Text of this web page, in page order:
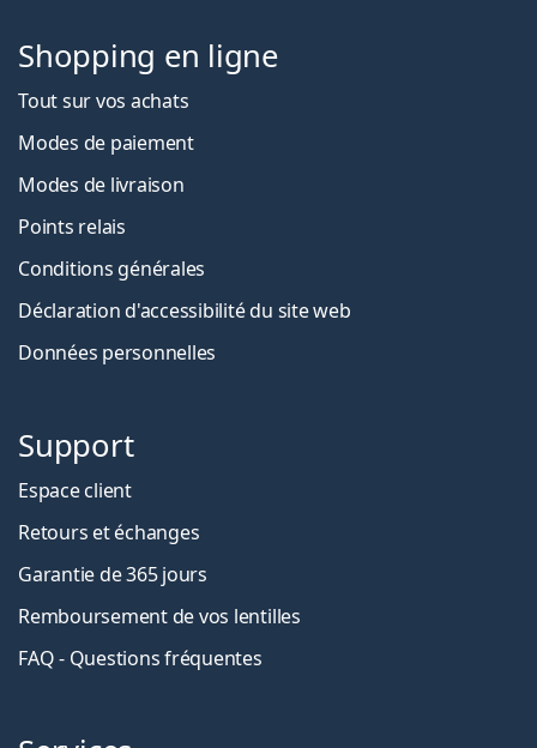
Shopping en ligne
Tout sur vos achats
Modes de paiement
Modes de livraison
Points relais
Conditions générales
Déclaration d'accessibilité du site web
Données personnelles
Support
Espace client
Retours et échanges
Garantie de 365 jours
Remboursement de vos lentilles
FAQ - Questions fréquentes